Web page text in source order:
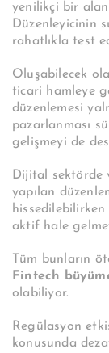
yenilikçi bir alan
Düzenleyicinin
rahatlıkla test
Oluşabilecek
ticari hamleye
düzenlemesi
pazarlanması
gelişmeyi de
Dijital sektörde
yapılan
aktif hale
Tüm bunların
Fintech
olabiliyor.
Regülasyon
konusunda